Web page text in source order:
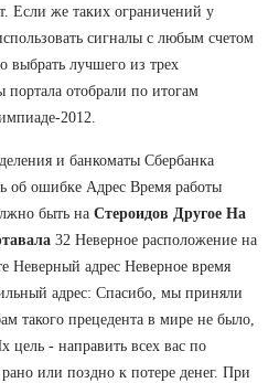
Если же таких ограничений у
сигналы с любым счетом
выбрать лучшего из трех
портала отобрали по итогам
2012.
и банкоматы Сбербанка
об ошибке Адрес Время работы
быть на Стероидов Другое На
32 Неверное расположение на
Неверный адрес Неверное время
адрес: Спасибо, мы приняли
такого прецедента в мире не было,
цель - направить всех вас по
или поздно к потере денег. При